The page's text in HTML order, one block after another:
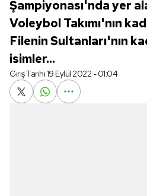
Şampiyonası'nda yer
Voleybol Takımı'nın
Filenin Sultanları'nın
isimler...
Giriş Tarihi:19 Eylül 2022 - 01:04